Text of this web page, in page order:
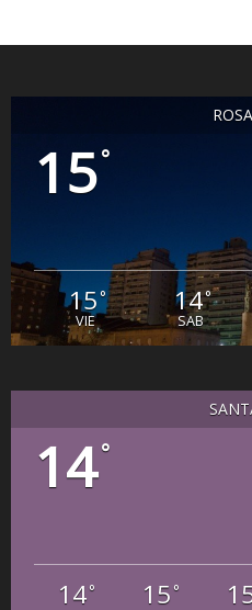
15°
15°
VIE
14°
SAB
14°
14° 15 °